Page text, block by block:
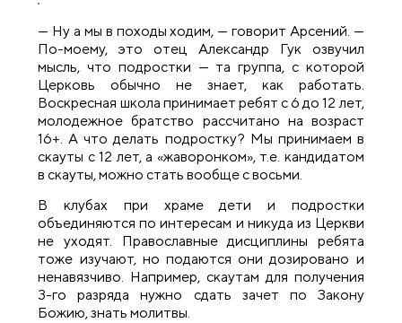
— Ну а мы в походы ходим, — говорит Арсений. —
По-моему, это отец Александр Гук озвучил
мысль, что подростки — та группа, с которой
Церковь обычно не знает, как работать.
Воскресная школа принимает ребят с 6 до 12 лет,
молодежное братство рассчитано на возраст
16+. А что делать подростку? Мы принимаем в
скауты с 12 лет, а «жаворонком», т.е. кандидатом
в скауты, можно стать вообще с восьми.
В клубах при храме дети и подростки
объединяются по интересам и никуда из Церкви
не уходят. Православные дисциплины ребята
тоже изучают, но подаются они дозировано и
ненавязчиво. Например, скаутам для получения
3-го разряда нужно сдать зачет по Закону
Божию, знать молитвы.